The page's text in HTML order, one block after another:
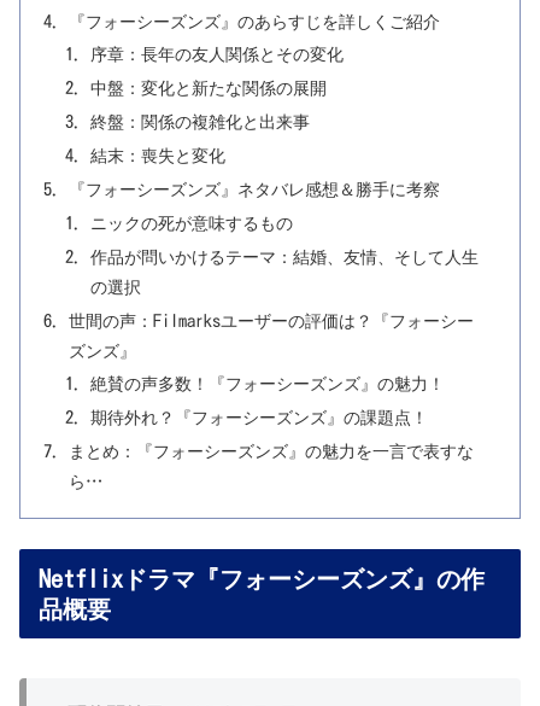
『フォーシーズンズ』のあらすじを詳しくご紹介
序章：長年の友人関係とその変化
中盤：変化と新たな関係の展開
終盤：関係の複雑化と出来事
結末：喪失と変化
『フォーシーズンズ』ネタバレ感想＆勝手に考察
ニックの死が意味するもの
作品が問いかけるテーマ：結婚、友情、そして人生
の選択
世間の声：Filmarksユーザーの評価は？『フォーシー
ズンズ』
絶賛の声多数！『フォーシーズンズ』の魅力！
期待外れ？『フォーシーズンズ』の課題点！
まとめ：『フォーシーズンズ』の魅力を一言で表すな
ら…
Netflixドラマ『フォーシーズンズ』の作
品概要